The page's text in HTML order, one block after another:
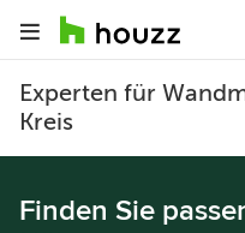
Experten für
Kreis
Finden Sie